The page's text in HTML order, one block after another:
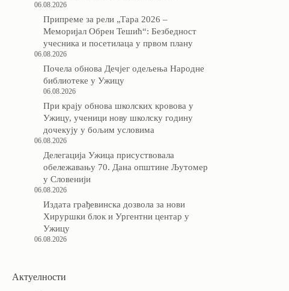
06.08.2026
Припреме за рели „Тара 2026 –
Меморијал Обрен Тешић“: Безбедност
учесника и посетилаца у првом плану
06.08.2026
Почела обнова Дечјег одељења Народне
библиотеке у Ужицу
06.08.2026
При крају обнова школских кровова у
Ужицу, ученици нову школску годину
дочекују у бољим условима
06.08.2026
Делегација Ужица присуствовала
обележавању 70. Дана општине Љутомер
у Словенији
06.08.2026
Издата грађевинска дозвола за нови
Хируршки блок и Ургентни центар у
Ужицу
06.08.2026
Актуелности